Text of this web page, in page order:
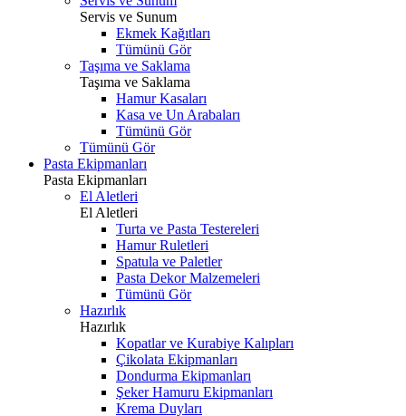
Servis ve Sunum
Ekmek Kağıtları
Tümünü Gör
Taşıma ve Saklama
Taşıma ve Saklama
Hamur Kasaları
Kasa ve Un Arabaları
Tümünü Gör
Tümünü Gör
Pasta Ekipmanları
Pasta Ekipmanları
El Aletleri
El Aletleri
Turta ve Pasta Testereleri
Hamur Ruletleri
Spatula ve Paletler
Pasta Dekor Malzemeleri
Tümünü Gör
Hazırlık
Hazırlık
Kopatlar ve Kurabiye Kalıpları
Çikolata Ekipmanları
Dondurma Ekipmanları
Şeker Hamuru Ekipmanları
Krema Duyları